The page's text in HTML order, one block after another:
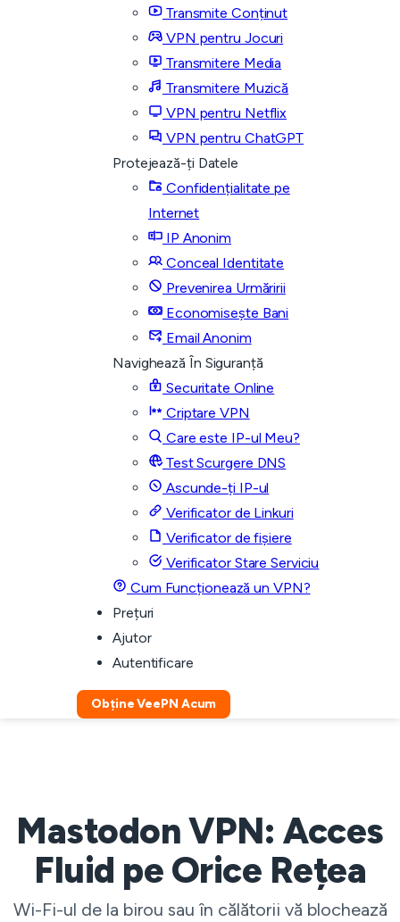
Transmite Conținut
VPN pentru Jocuri
Transmitere Media
Transmitere Muzică
VPN pentru Netflix
VPN pentru ChatGPT
Protejează-ți Datele
Confidențialitate pe
Internet
IP Anonim
Conceal Identitate
Prevenirea Urmăririi
Economisește Bani
Email Anonim
Navighează În Siguranță
Securitate Online
Criptare VPN
Care este IP-ul Meu?
Test Scurgere DNS
Ascunde-ți IP-ul
Verificator de Linkuri
Verificator de fișiere
Verificator Stare Serviciu
Cum Funcționează un VPN?
Prețuri
Ajutor
Autentificare
Obține VeePN Acum
Mastodon VPN: Acces
Fluid pe Orice Rețea
Wi-Fi-ul de la birou sau în călătorii vă blochează